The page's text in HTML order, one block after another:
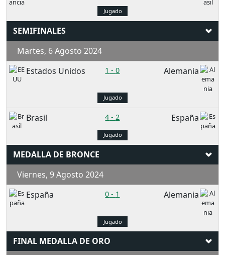
Jugado
SEMIFINALES
Martes, 6 Agosto 2024
Estados Unidos
1 -0 Alemania
Jugado
Brasil 4 -2 España
Jugado
MEDALLA DE BRONCE
Viernes, 9 Agosto 2024
España
0 - 1 Alemania
Jugado
FINAL MEDALLA DE ORO